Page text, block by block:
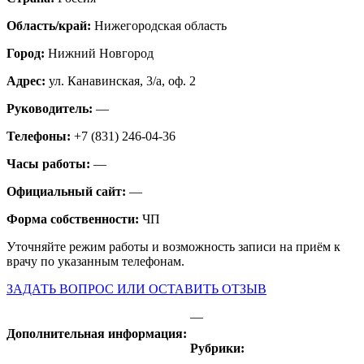
Область/край: Нижегородская область
Город: Нижний Новгород
Адрес: ул. Канавинская, 3/а, оф. 2
Руководитель: —
Телефоны: +7 (831) 246-04-36
Часы работы: —
Официальный сайт: —
Форма собственности: ЧП
Уточняйте режим работы и возможность записи на приём к
врачу по указанным телефонам.
ЗАДАТЬ ВОПРОС ИЛИ ОСТАВИТЬ ОТЗЫВ
Дополнительная информация:
—
Рубрики: